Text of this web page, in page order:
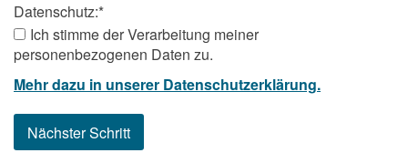
Datenschutz:*
Ich stimme der Verarbeitung meiner
personenbezogenen Daten zu.
Mehr dazu in unserer Datenschutzerklärung.